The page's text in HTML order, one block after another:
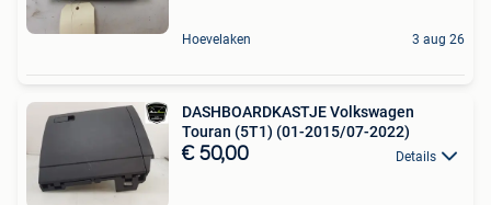
Hoevelaken 3 aug 26
DASHBOARDKASTJE Volkswagen
Touran (5T1) (01-2015/07-2022)
€ 50,00 Details